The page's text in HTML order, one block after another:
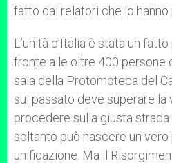
fatto dai relatori che lo hanno
L’unità d’Italia è stata un
fronte alle oltre 400 persone
sala della Protomoteca del
sul passato deve superare
procedere sulla giusta
soltanto può nascere un
unificazione. Ma il